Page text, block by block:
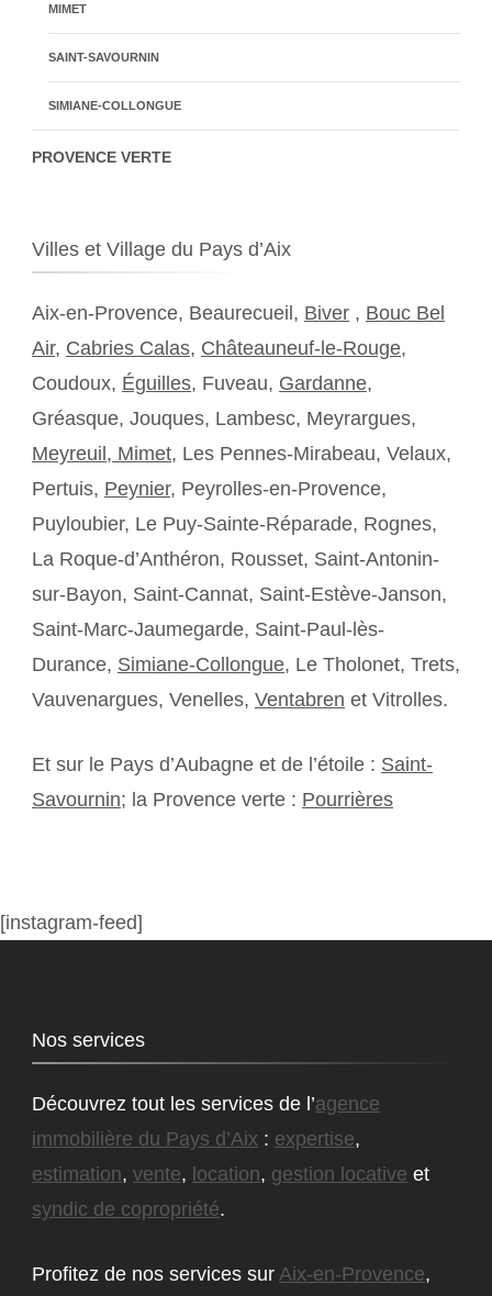
MIMET
SAINT-SAVOURNIN
SIMIANE-COLLONGUE
PROVENCE VERTE
Villes et Village du Pays d’Aix
Aix-en-Provence, Beaurecueil, Biver , Bouc Bel
Air, Cabries Calas, Châteauneuf-le-Rouge,
Coudoux, Éguilles, Fuveau, Gardanne,
Gréasque, Jouques, Lambesc, Meyrargues,
Meyreuil, Mimet, Les Pennes-Mirabeau, Velaux,
Pertuis, Peynier, Peyrolles-en-Provence,
Puyloubier, Le Puy-Sainte-Réparade, Rognes,
La Roque-d’Anthéron, Rousset, Saint-Antonin-
sur-Bayon, Saint-Cannat, Saint-Estève-Janson,
Saint-Marc-Jaumegarde, Saint-Paul-lès-
Durance, Simiane-Collongue, Le Tholonet, Trets,
Vauvenargues, Venelles, Ventabren et Vitrolles.
Et sur le Pays d’Aubagne et de l’étoile : Saint-
Savournin; la Provence verte : Pourrières
[instagram-feed]
Nos services
Découvrez tout les services de l’agence
immobilière du Pays d’Aix : expertise,
estimation, vente, location, gestion locative et
syndic de copropriété.
Profitez de nos services sur Aix-en-Provence,